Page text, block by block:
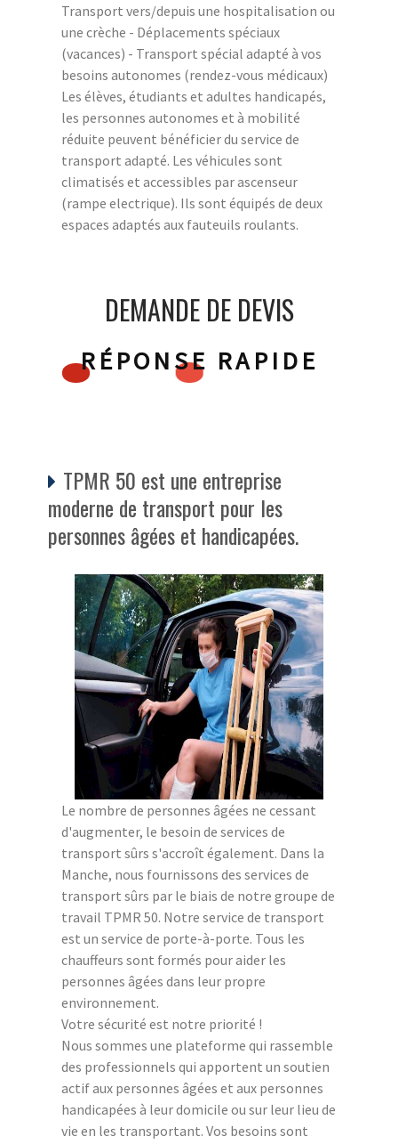
Transport vers/depuis une hospitalisation ou
une crèche - Déplacements spéciaux
(vacances) - Transport spécial adapté à vos
besoins autonomes (rendez-vous médicaux)
Les élèves, étudiants et adultes handicapés,
les personnes autonomes et à mobilité
réduite peuvent bénéficier du service de
transport adapté. Les véhicules sont
climatisés et accessibles par ascenseur
(rampe electrique). Ils sont équipés de deux
espaces adaptés aux fauteuils roulants.
DEMANDE DE DEVIS
RÉPONSE RAPIDE
TPMR 50 est une entreprise
moderne de transport pour les
personnes âgées et handicapées.
Le nombre de personnes âgées ne cessant
d'augmenter, le besoin de services de
transport sûrs s'accroît également. Dans la
Manche, nous fournissons des services de
transport sûrs par le biais de notre groupe de
travail TPMR 50. Notre service de transport
est un service de porte-à-porte. Tous les
chauffeurs sont formés pour aider les
personnes âgées dans leur propre
environnement.
Votre sécurité est notre priorité !
Nous sommes une plateforme qui rassemble
des professionnels qui apportent un soutien
actif aux personnes âgées et aux personnes
handicapées à leur domicile ou sur leur lieu de
vie en les transportant. Vos besoins sont